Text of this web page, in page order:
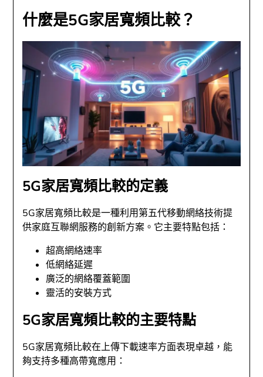
什麼是5G家居寬頻比較？
5G家居寬頻比較的定義
5G家居寬頻比較是一種利用第五代移動網絡技術提
供家庭互聯網服務的創新方案。它主要特點包括：
超高網絡速率
低網絡延遲
廣泛的網絡覆蓋範圍
靈活的安裝方式
5G家居寬頻比較的主要特點
5G家居寬頻比較在上傳下載速率方面表現卓越，能
夠支持多種高帶寬應用：